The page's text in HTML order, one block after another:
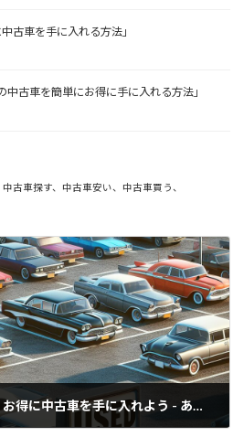
古車を手に入れる方法」
中古車を簡単にお得に手に入れる方法」
中古車探す、中古車安い、中古車買う、
「全国納車OK！簡単・お得に中古車を手に入れよう - あなたの理想の一台をお任せください！」